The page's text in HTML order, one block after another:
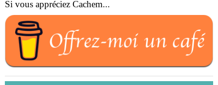
Si vous appréciez Cachem...